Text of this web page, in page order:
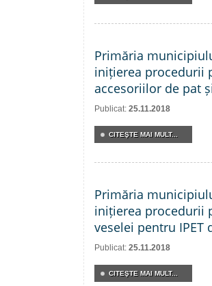
Primăria
inițierea procedurii
accesoriilor de pat
Publicat: 25.11.2018
CITEŞTE MAI MULT...
Primăria
inițierea procedurii
veselei pentru IPET
Publicat: 25.11.2018
CITEŞTE MAI MULT...